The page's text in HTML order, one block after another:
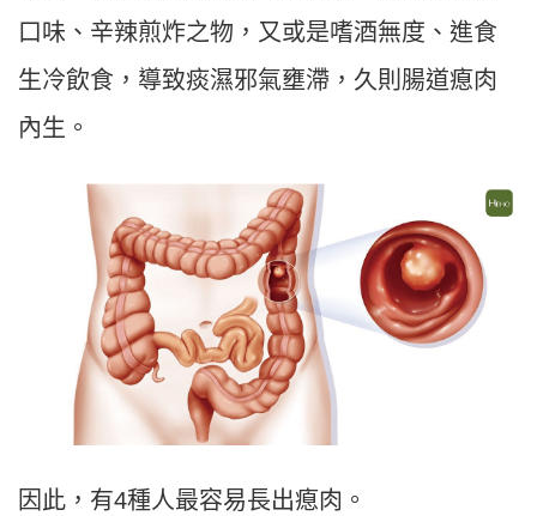
口味、辛辣煎炸之物，又或是嗜酒無度、進食
生冷飲食，導致痰濕邪氣壅滯，久則腸道瘜肉
內生。
因此，有4種人最容易長出瘜肉。